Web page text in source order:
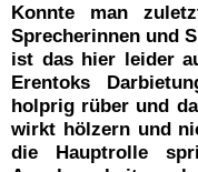
Konnte man
Sprecherinnen und
ist das hier leider
Erentoks
holprig rüber und
wirkt hölzern und
die Hauptrolle